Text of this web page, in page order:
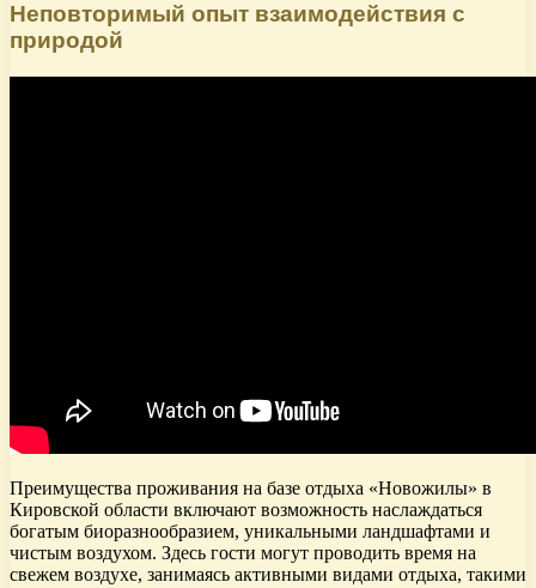
Неповторимый опыт взаимодействия с
природой
Преимущества проживания на базе отдыха «Новожилы» в
Кировской области включают возможность наслаждаться
богатым биоразнообразием, уникальными ландшафтами и
чистым воздухом. Здесь гости могут проводить время на
свежем воздухе, занимаясь активными видами отдыха, такими